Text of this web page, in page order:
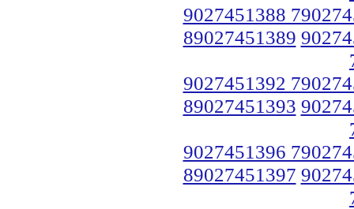
9027451388
89027451389
9027451392
89027451393
9027451396
89027451397